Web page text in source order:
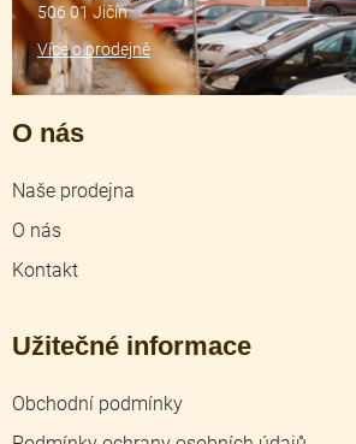
O nás
Naše prodejna
O nás
Kontakt
Užitečné informace
Obchodní podmínky
506 01 Jičín
Více o prodejně